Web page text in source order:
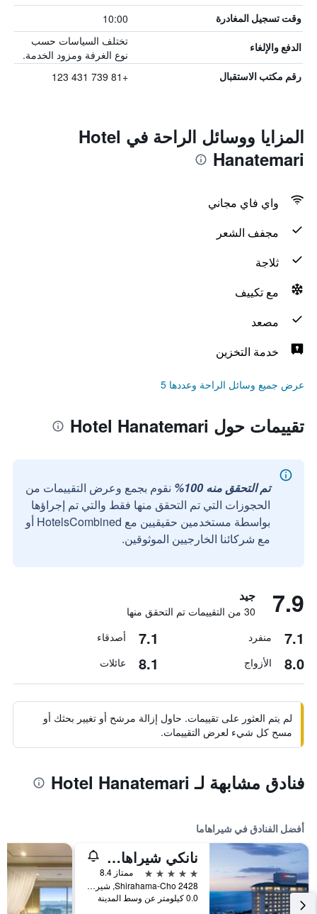
وقت تسجيل المغادرة 10:00
الدفع والإلغاء
تختلف السياسات حسب
نوع الغرفة ومزود الخدمة.
رقم مكتب الاستقبال +81 739 431 123
المزايا ووسائل الراحة في Hotel
Hanatemari
واي فاي مجاني
مجفف الشعر
ثلاجة
مع تكييف
مصعد
خدمة التخزين
عرض جميع وسائل الراحة وعددها 5
تقييمات حول Hotel Hanatemari
تم التحقق منه 100%
نقوم بجمع وعرض التقييمات من
الحجوزات التي تم التحقق منها فقط والتي تم إجراؤها
بواسطة مستخدمين حقيقيين مع HotelsCombined أو
مع شركائنا الخارجيين الموثوقين.
7.9 جيد
30 من التقييمات تم التحقق منها
7.1 منفرد 7.1 أصدقاء
8.0 الأزواج 8.1 عائلات
لم يتم العثور على تقييمات. حاول إزالة مرشح أو تغيير بحثك أو
مسح كل شيء لعرض التقييمات.
فنادق مشابهة لـ Hotel Hanatemari
أفضل الفنادق في شيراهاما
نانكي شيراهاما ماريوت هوتل
5 نجوم
ممتاز 8.4
2428 Shirahama-Cho, شيراهاما, اليابان
0.0 كيلومتر عن وسط المدينة